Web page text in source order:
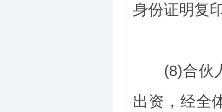
身份证明复
(8)合伙人
出资，经全